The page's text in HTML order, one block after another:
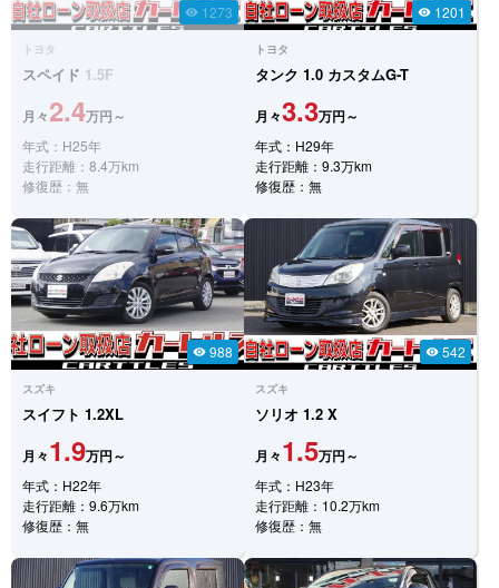
visibility 1273
トヨタ
スペイド 1.5F
月々2.4万円～
年式：H25年
走行距離：8.4万km
修復歴：無
visibility 1201
トヨタ
タンク 1.0 カスタムG-T
月々3.3万円～
年式：H29年
走行距離：9.3万km
修復歴：無
visibility 988
スズキ
スイフト 1.2XL
月々1.9万円～
年式：H22年
走行距離：9.6万km
修復歴：無
visibility 542
スズキ
ソリオ 1.2 X
月々1.5万円～
年式：H23年
走行距離：10.2万km
修復歴：無